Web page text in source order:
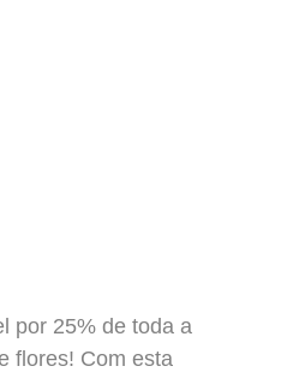
por 25% de toda a
flores! Com esta